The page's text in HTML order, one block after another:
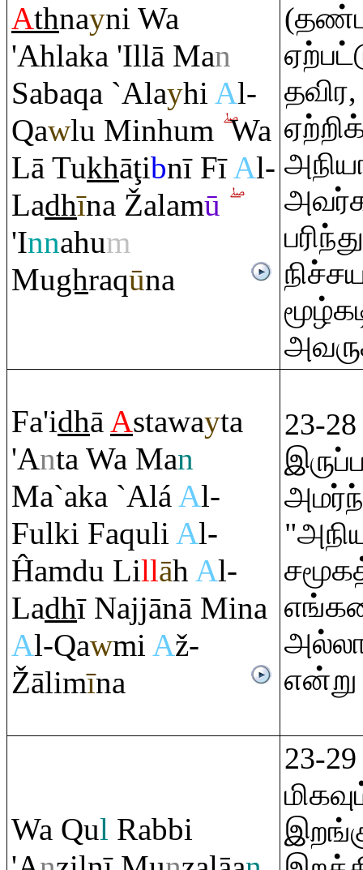
Athnayni Wa
'Ahlaka 'Illā Man
Sabaqa `Alayhi Al-
Qawlu Minhum Wa
Lā Tukhāţibnī FīAl-
Ladhīna Žalamū
'Innahum
Mughraqūna
Fa'idhāAstawayta
'Anta Wa Man
Ma`aka `AláAl-
Fulki Faquli Al-
Ĥamdu Lillāh Al-
Ladhī Najjānā Mina
Al-Qawmi Až-
Žālimīna
23-
என்று
Wa Qul Rabbi
23-